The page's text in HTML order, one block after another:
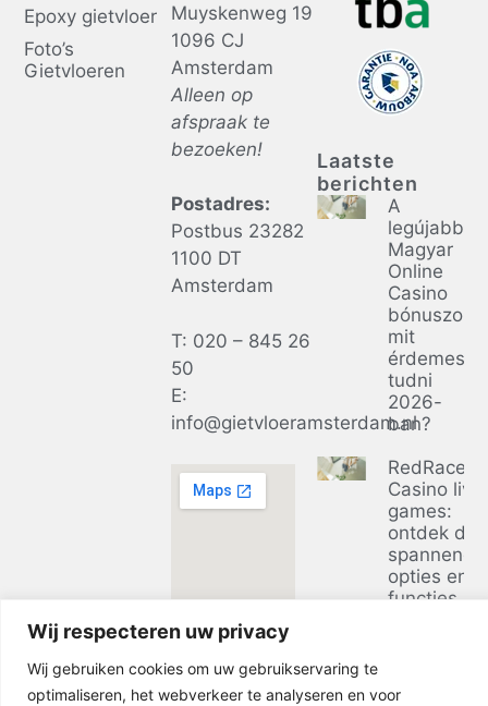
Wij respecteren uw privacy
Wij gebruiken cookies om uw gebruikservaring te
optimaliseren, het webverkeer te analyseren en voor
Epoxy gietvloer
Foto’s
Gietvloeren
Muyskenweg 19
1096 CJ
Amsterdam
Alleen op
afspraak te
bezoeken!
Postadres:
Postbus 23282
1100 DT
Amsterdam
T: 020 – 845 26
50
E:
info@gietvloeramsterdam.nl
Laatste
berichten
A
legújabb
Magyar
Online
Casino
bónuszok:
mit
érdemes
tudni
2026-
ban?
RedRacer
Casino live
games:
ontdek de
opties en
functies